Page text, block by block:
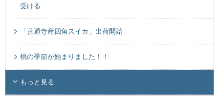
受ける
「善通寺産四角スイカ」出荷開始
桃の季節が始まりました！！
もっと見る